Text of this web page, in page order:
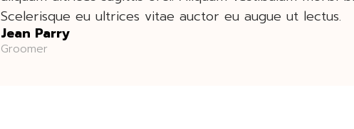
Scelerisque eu ultrices vitae auctor eu augue ut lectus.
Jean Parry
Groomer